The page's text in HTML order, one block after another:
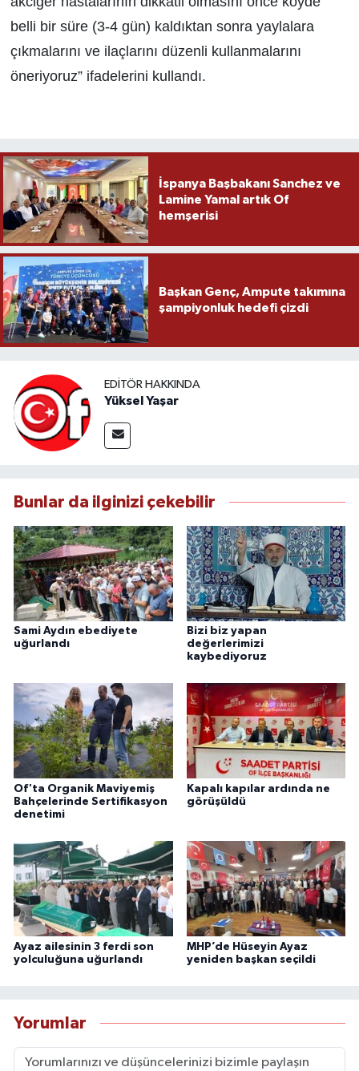
belli bir süre (3-4 gün) kaldıktan sonra yaylalara
çıkmalarını ve ilaçlarını düzenli kullanmalarını
öneriyoruz” ifadelerini kullandı.
İspanya Başbakanı Sanchez ve
Lamine Yamal artık Of
hemşerisi
Başkan Genç, Ampute takımına
şampiyonluk hedefi çizdi
EDITÖR HAKKINDA
Yüksel Yaşar
Bunlar da ilginizi çekebilir
Sami Aydın ebediyete
uğurlandı
Bizi biz yapan
değerlerimizi
kaybediyoruz
Of'ta Organik Maviyemiş
Bahçelerinde Sertifikasyon
denetimi
Kapalı kapılar ardında ne
görüşüldü
Ayaz ailesinin 3 ferdi son
yolculuğuna uğurlandı
MHP’de Hüseyin Ayaz
yeniden başkan seçildi
Yorumlar